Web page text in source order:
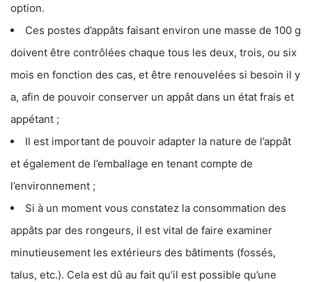
option.
Ces postes d’appâts faisant environ une masse de 100 g
doivent être contrôlées chaque tous les deux, trois, ou six
mois en fonction des cas, et être renouvelées si besoin il y
a, afin de pouvoir conserver un appât dans un état frais et
appétant ;
Il est important de pouvoir adapter la nature de l’appât
et également de l’emballage en tenant compte de
l’environnement ;
Si à un moment vous constatez la consommation des
appâts par des rongeurs, il est vital de faire examiner
minutieusement les extérieurs des bâtiments (fossés,
talus, etc.). Cela est dû au fait qu’il est possible qu’une